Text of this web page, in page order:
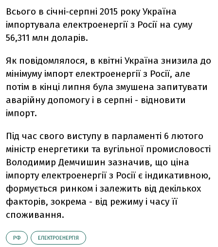
Всього в січні-серпні 2015 року Україна
імпортувала електроенергії з Росії на суму
56,311 млн доларів.
Як повідомлялося, в квітні Україна знизила до
мінімуму імпорт електроенергії з Росії, але
потім в кінці липня була змушена запитувати
аварійну допомогу і в серпні - відновити
імпорт.
Під час свого виступу в парламенті 6 лютого
міністр енергетики та вугільної промисловості
Володимир Демчишин зазначив, що ціна
імпорту електроенергії з Росії є індикативною,
формується ринком і залежить від декількох
факторів, зокрема - від режиму і часу її
споживання.
РФ ЕЛЕКТРОЕНЕРГІЯ